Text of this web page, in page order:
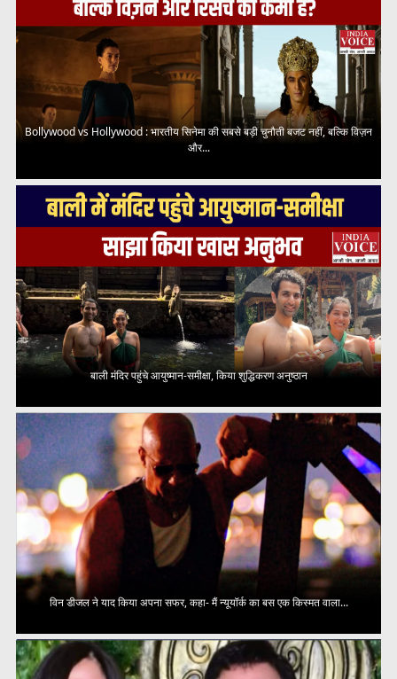
Bollywood vs Hollywood : भारतीय सिनेमा की सबसे बड़ी चुनौती बजट नहीं, बल्कि विज़न
और...
बाली मंदिर पहुंचे आयुष्मान-समीक्षा, किया शुद्धिकरण अनुष्ठान
विन डीजल ने याद किया अपना सफर, कहा- मैं न्यूयॉर्क का बस एक किस्मत वाला...